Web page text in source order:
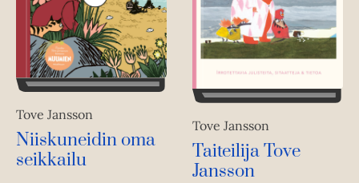
Tove Jansson
Niiskuneidin oma
seikkailu
Tove Jansson
Taiteilija Tove
Jansson